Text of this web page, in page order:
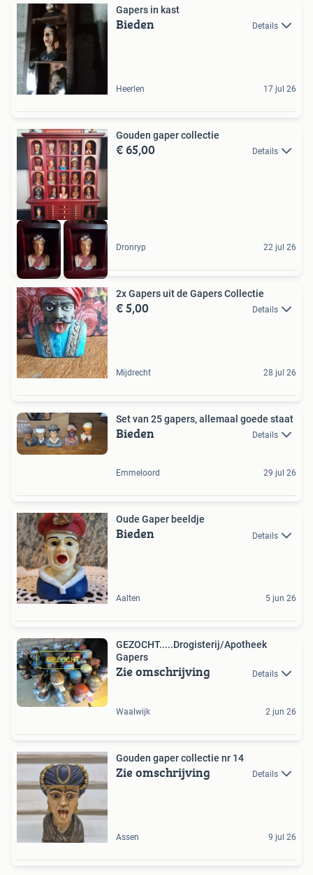
Gapers in kast
Bieden Details
Heerlen 17 jul 26
Gouden gaper collectie
€ 65,00 Details
Dronryp 22 jul 26
2x Gapers uit de Gapers Collectie
€ 5,00 Details
Mijdrecht 28 jul 26
Set van 25 gapers, allemaal goede staat
Bieden Details
Emmeloord 29 jul 26
Oude Gaper beeldje
Bieden Details
Aalten 5 jun 26
GEZOCHT.....Drogisterij/Apotheek
Gapers
Zie omschrijving Details
Waalwijk 2 jun 26
Gouden gaper collectie nr 14
Zie omschrijving Details
Assen 9 jul 26